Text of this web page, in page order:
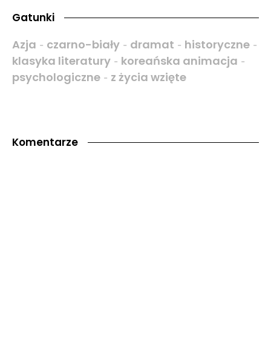
Gatunki
Azja - czarno-biały - dramat - historyczne -
klasyka literatury - koreańska animacja -
psychologiczne - z życia wzięte
Komentarze